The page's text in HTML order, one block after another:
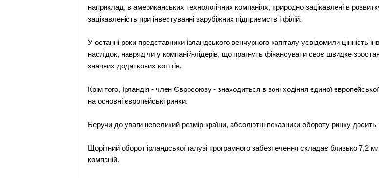
наприклад, в американських технологічних компаніях, природно зацікавлені в
зацікавленість при інвестуванні зарубіжних підприємств і філій.
У останні роки представники ірландського венчурного капіталу усвідомили цінність
наслідок, навряд чи у компаній-лідерів, що прагнуть фінансувати своє швидке
значних додаткових коштів.
Крім того, Ірландія - член Євросоюзу - знаходиться в зоні ходіння єдиної
на основні європейські ринки.
Беручи до уваги невеликий розмір країни, абсолютні показники обороту ринку
Щорічний оборот ірландської галузі програмного забезпечення складає близько
компаній.